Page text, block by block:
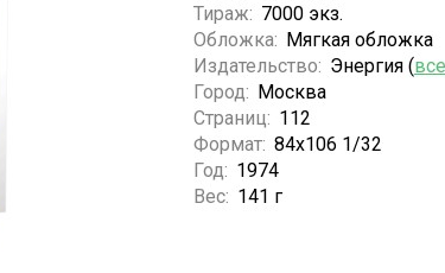
Тираж: 7000 экз.
Обложка: Мягкая обложка
Издательство: Энергия (
Город: Москва
Страниц: 112
Формат: 84х106 1/32
Год: 1974
Вес: 141 г